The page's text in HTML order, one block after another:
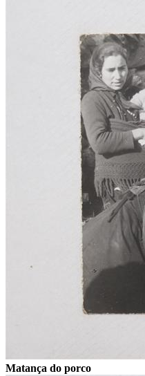
Matança do porco